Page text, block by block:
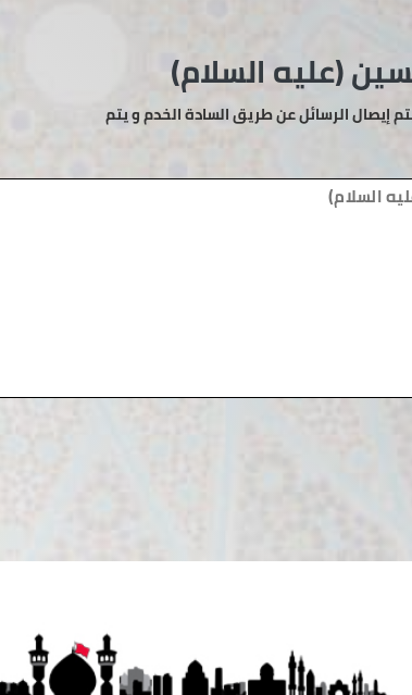
(عليه السلام)
إيصال الرسائل عن طريق السادة الخدم و يتم